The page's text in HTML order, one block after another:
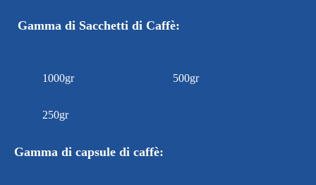
Gamma di Sacchetti di Caffè:
1000gr 500gr
250gr
Gamma di capsule di caffè: